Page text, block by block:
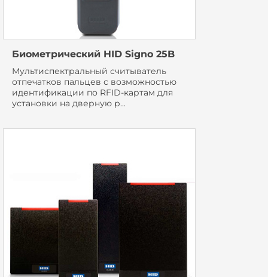
Биометрический HID Signo 25B
Мультиспектральный считыватель
отпечатков пальцев с возможностью
идентификации по RFID-картам для
установки на дверную р...